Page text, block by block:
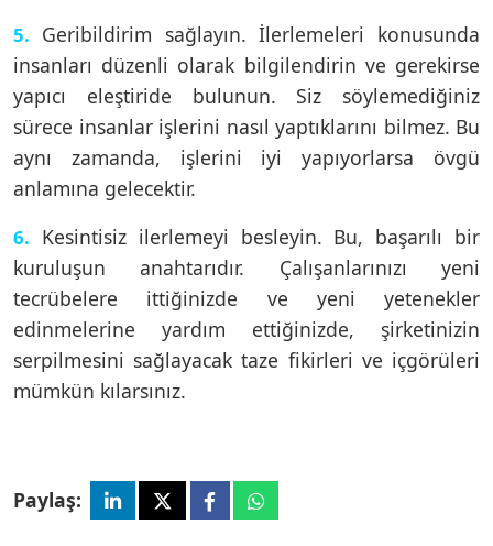
5. Geribildirim sağlayın. İlerlemeleri konusunda
insanları düzenli olarak bilgilendirin ve gerekirse
yapıcı eleştiride bulunun. Siz söylemediğiniz
sürece insanlar işlerini nasıl yaptıklarını bilmez. Bu
aynı zamanda, işlerini iyi yapıyorlarsa övgü
anlamına gelecektir.
6. Kesintisiz ilerlemeyi besleyin. Bu, başarılı bir
kuruluşun anahtarıdır. Çalışanlarınızı yeni
tecrübelere ittiğinizde ve yeni yetenekler
edinmelerine yardım ettiğinizde, şirketinizin
serpilmesini sağlayacak taze fikirleri ve içgörüleri
mümkün kılarsınız.
Paylaş: